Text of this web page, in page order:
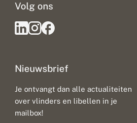
Nieuwsbrief
Je ontvangt dan alle actualiteiten
over vlinders en libellen in je
mailbox!
Volg ons